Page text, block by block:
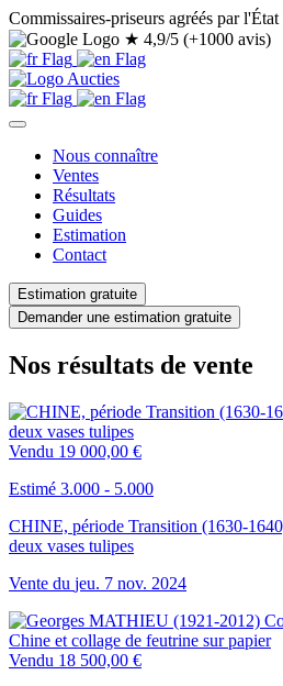
Commissaires-priseurs agréés par
★ 4,9/5 (+1000 avis)
Nous connaître
Ventes
Résultats
Guides
Estimation
Contact
Estimation gratuite
Demander une estimation gratuite
Nos résultats de vente
Vendu 19 000,00 €
Estimé 3.000 - 5.000
CHINE, période Transition (1630-
deux vases tulipes
Vente du jeu. 7 nov. 2024
Vendu 18 500,00 €